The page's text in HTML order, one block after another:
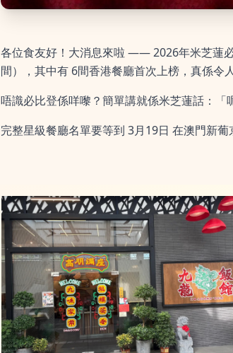
各位食友好！大消息來啦 —— 2026年米芝蓮
間），其中有 6間香港餐廳首次上榜，真係令
唔識必比登係咩嚟？簡單講就係米芝蓮話：
完整星級餐廳名單要等到 3月19日 在澳門新